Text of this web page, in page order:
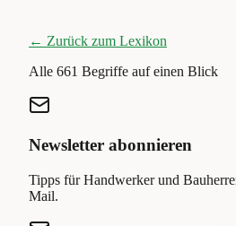
← Zurück zum Lexikon
Alle 661 Begriffe auf einen Blick
Newsletter abonnieren
Tipps für Handwerker und
Mail.